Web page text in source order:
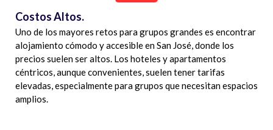
Costos Altos.
Uno de los mayores retos para grupos grandes es encontrar
alojamiento cómodo y accesible en San José, donde los
precios suelen ser altos. Los hoteles y apartamentos
céntricos, aunque convenientes, suelen tener tarifas
elevadas, especialmente para grupos que necesitan espacios
amplios.